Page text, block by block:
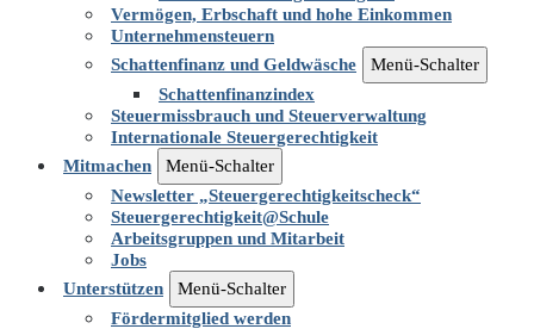
Vermögen, Erbschaft und hohe Einkommen
Unternehmensteuern
Schattenfinanz und Geldwäsche
Menü-Schalter
Schattenfinanzindex
Steuermissbrauch und Steuerverwaltung
Internationale Steuergerechtigkeit
Mitmachen
Menü-Schalter
Newsletter „Steuergerechtigkeitscheck“
Steuergerechtigkeit@Schule
Arbeitsgruppen und Mitarbeit
Jobs
Unterstützen
Menü-Schalter
Fördermitglied werden